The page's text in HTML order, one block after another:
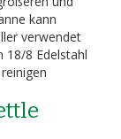
kann
verwendet
18/8 Edelstahl